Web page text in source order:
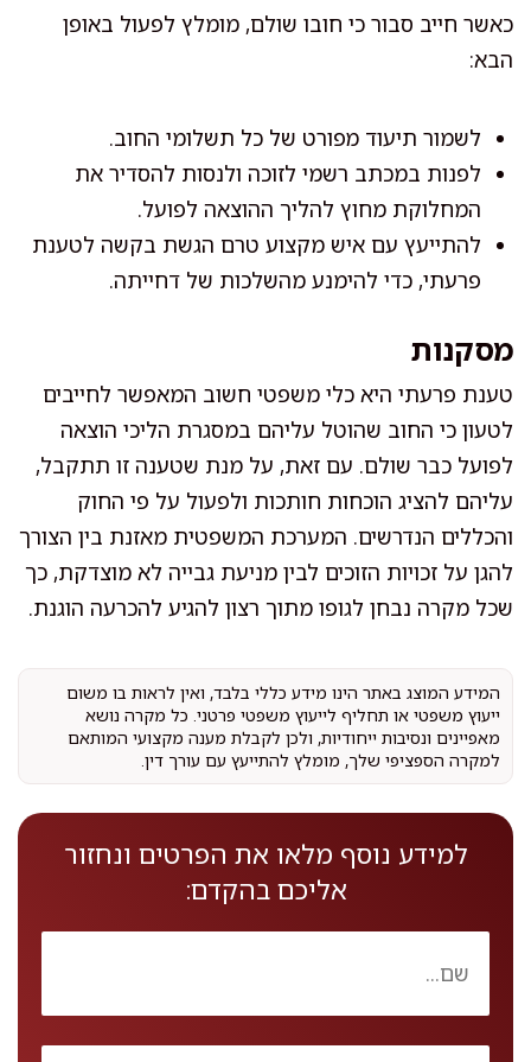
כאשר חייב סבור כי חובו שולם, מומלץ לפעול באופן
הבא:
לשמור תיעוד מפורט של כל תשלומי החוב.
לפנות במכתב רשמי לזוכה ולנסות להסדיר את
המחלוקת מחוץ להליך ההוצאה לפועל.
להתייעץ עם איש מקצוע טרם הגשת בקשה לטענת
פרעתי, כדי להימנע מהשלכות של דחייתה.
מסקנות
טענת פרעתי היא כלי משפטי חשוב המאפשר לחייבים
לטעון כי החוב שהוטל עליהם במסגרת הליכי הוצאה
לפועל כבר שולם. עם זאת, על מנת שטענה זו תתקבל,
עליהם להציג הוכחות חותכות ולפעול על פי החוק
והכללים הנדרשים. המערכת המשפטית מאזנת בין הצורך
להגן על זכויות הזוכים לבין מניעת גבייה לא מוצדקת, כך
שכל מקרה נבחן לגופו מתוך רצון להגיע להכרעה הוגנת.
המידע המוצג באתר הינו מידע כללי בלבד, ואין לראות בו משום
ייעוץ משפטי או תחליף לייעוץ משפטי פרטני. כל מקרה נושא
מאפיינים ונסיבות ייחודיות, ולכן לקבלת מענה מקצועי המותאם
למקרה הספציפי שלך, מומלץ להתייעץ עם עורך דין.
למידע נוסף מלאו את הפרטים ונחזור
אליכם בהקדם: